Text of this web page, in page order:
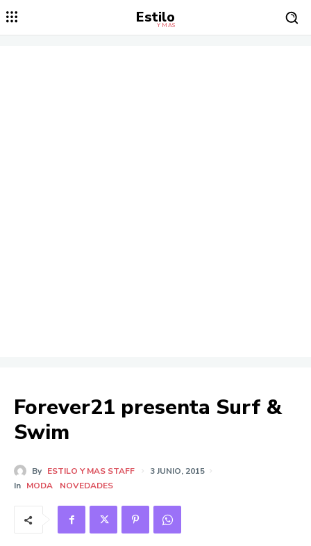
Estilo
Y MÁS
Forever21 presenta Surf &
Swim
By ESTILO Y MAS STAFF
3 JUNIO, 2015
In MODA NOVEDADES